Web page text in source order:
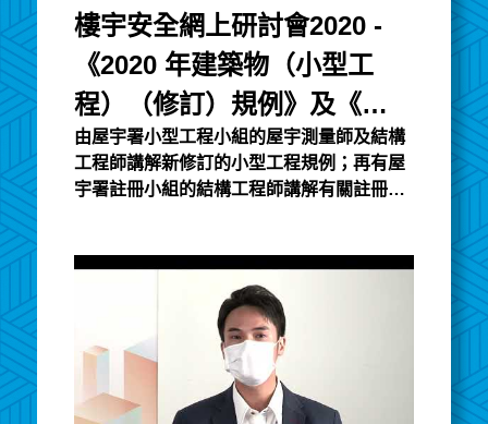
樓宇安全網上研討會2020 -
《2020 年建築物（小型工
程）（修訂）規例》及《建
築物條例》註冊制度簡介
（二）
由屋宇署小型工程小組的屋宇測量師及結構
工程師講解新修訂的小型工程規例；再有屋
宇署註冊小組的結構工程師講解有關註冊制
監管機制。小型工程講義註冊講義